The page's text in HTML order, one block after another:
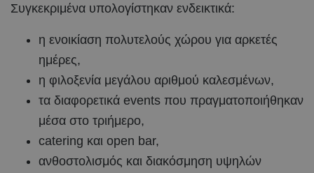
Συγκεκριμένα υπολογίστηκαν ενδεικτικά:
η ενοικίαση πολυτελούς χώρου για αρκετές
ημέρες,
η φιλοξενία μεγάλου αριθμού καλεσμένων,
τα διαφορετικά events που πραγματοποιήθηκαν
μέσα στο τριήμερο,
catering και open bar,
ανθοστολισμός και διακόσμηση υψηλών